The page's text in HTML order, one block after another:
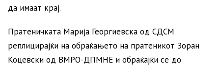
да имаат крај.
Пратеничката Марија Георгиевска од СДСМ
реплицирајќи на обраќањето на пратеникот Зоран
Коцевски од ВМРО-ДПМНЕ и обраќајќи се до